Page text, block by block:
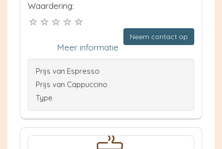
Waardering:
Neem contact op
Meer informatie
Prijs van Espresso
Prijs van Cappuccino
Type